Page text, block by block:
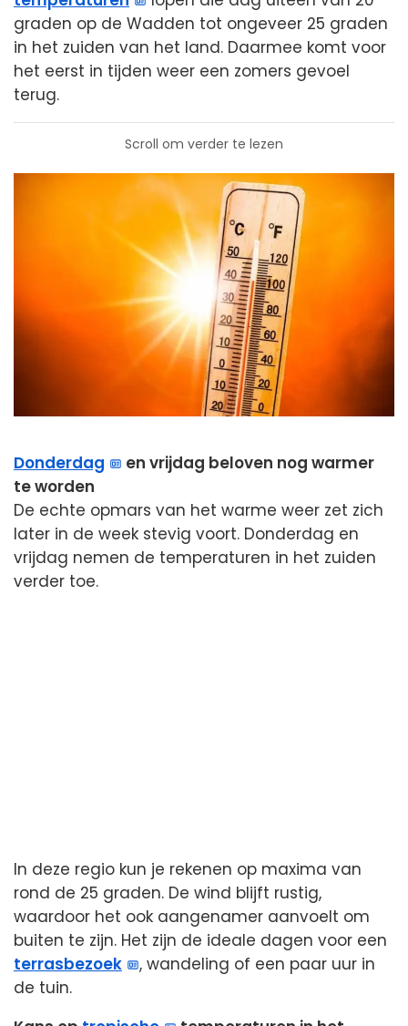
graden op de Wadden tot ongeveer 25 graden
in het zuiden van het land. Daarmee komt voor
het eerst in tijden weer een zomers gevoel
terug.
Scroll om verder te lezen
Donderdag
en vrijdag beloven nog warmer
te worden
De echte opmars van het warme weer zet zich
later in de week stevig voort. Donderdag en
vrijdag nemen de temperaturen in het zuiden
verder toe.
In deze regio kun je rekenen op maxima van
rond de 25 graden. De wind blijft rustig,
waardoor het ook aangenamer aanvoelt om
buiten te zijn. Het zijn de ideale dagen voor een
terrasbezoek
, wandeling of een paar uur in
de tuin.